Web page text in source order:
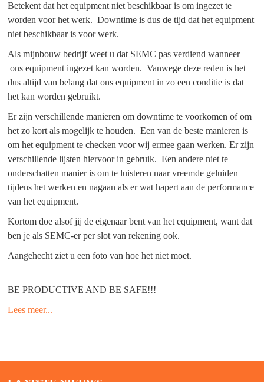
Betekent dat het equipment niet beschikbaar is om ingezet te
worden voor het werk. Downtime is dus de tijd dat het equipment
niet beschikbaar is voor werk.
Als mijnbouw bedrijf weet u dat SEMC pas verdiend wanneer
ons equipment ingezet kan worden. Vanwege deze reden is het
dus altijd van belang dat ons equipment in zo een conditie is dat
het kan worden gebruikt.
Er zijn verschillende manieren om downtime te voorkomen of om
het zo kort als mogelijk te houden. Een van de beste manieren is
om het equipment te checken voor wij ermee gaan werken. Er zijn
verschillende lijsten hiervoor in gebruik. Een andere niet te
onderschatten manier is om te luisteren naar vreemde geluiden
tijdens het werken en nagaan als er wat hapert aan de performance
van het equipment.
Kortom doe alsof jij de eigenaar bent van het equipment, want dat
ben je als SEMC-er per slot van rekening ook.
Aangehecht ziet u een foto van hoe het niet moet.
BE PRODUCTIVE AND BE SAFE!!!
Lees meer...